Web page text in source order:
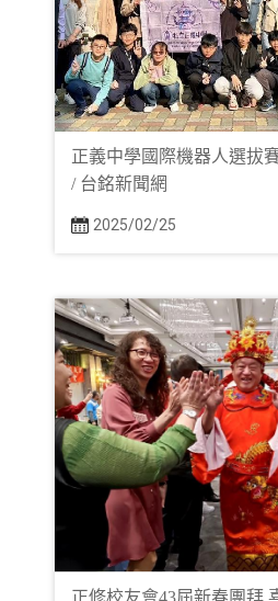
正義中學國際機器人選拔
/ 台銘新聞網
2025/02/25
正修校友會43屆新春團拜